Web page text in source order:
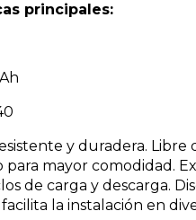
principales:
y duradera. Libre
mayor comodidad.
de carga y descarga.
la instalación en